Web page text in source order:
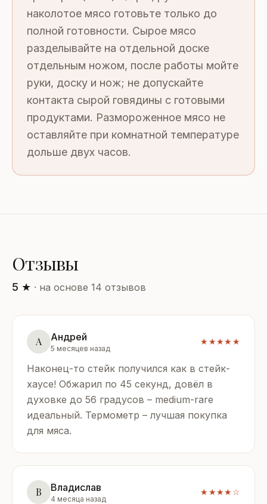
наколотое мясо готовьте только до
полной готовности. Сырое мясо
разделывайте на отдельной доске
отдельным ножом, после работы мойте
руки, доску и нож; не допускайте
контакта сырой говядины с готовыми
продуктами. Размороженное мясо не
оставляйте при комнатной температуре
дольше двух часов.
Отзывы
5 ★ · на основе 14 отзывов
А Андрей
5 месяцев назад
★★★★★
Наконец-то стейк получился как в стейк-
хаусе! Обжарил по 45 секунд, довёл в
духовке до 56 градусов – medium-rare
идеальный. Термометр – лучшая покупка
для мяса.
В Владислав
4 месяца назад
★★★★☆